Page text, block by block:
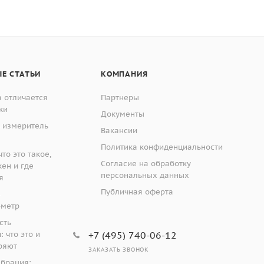
СТАТЬИ
это такое,
и где
что это и
КОМПАНИЯ
Партнеры
Документы
Вакансии
Политика конфиденциальности
Согласие на обработку
персональных данных
Публичная оферта
+7 (495) 740-06-12
ЗАКАЗАТЬ ЗВОНОК